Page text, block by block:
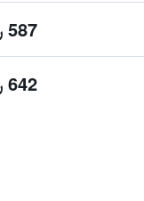
587 ﷼
642 ﷼